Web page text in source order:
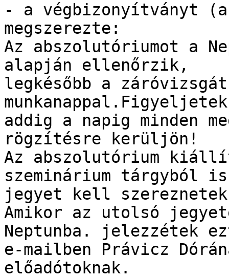
- a végbizonyítványt
megszerezte:
Az abszolutóriumot a
alapján ellenőrzik,
legkésőbb a
addig a napig minden
rögzítésre kerüljön!
Az abszolutórium
szeminárium tárgyból is
jegyet kell
Amikor az utolsó
Neptunba. jelezzétek
e-mailben Právicz
előadótoknak.